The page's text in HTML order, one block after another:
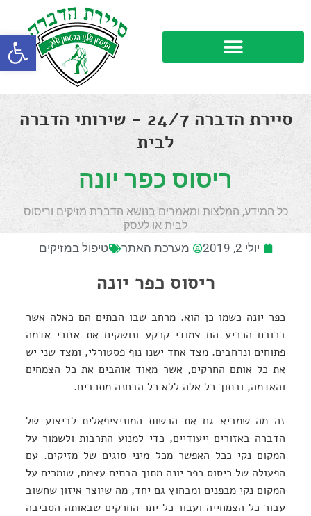
פתח
סיירת הדברה 24/7 - שירותי הדברה
לבית
ריסוס כפר יונה
כל המידע, המלצות ומאמרים בנושא הדברת מזיקים וריסוס
לבית או לעסק
יולי 2, 2019 מערכת האתר טיפול במזיקים
ריסוס כפר יונה
כפר יונה כשמו כן הוא. מרחב שבו הבתים הם כאלה אשר
ברובם הכריע הם צמודי קרקע ונושקים את אזורי אדמה
פתוחים ונרחבים. מצד אחד ישנו נוף פסטורלי, ומצד שני יש
את כל אותם החרקים, אשר מאוד אוהבים את כל הצמחים
והאדמה, ובתוך כל אלה ללא כל הבחנה מתרבים.
זה מה שמביא גם את הרשות המוניציפאלית לביצוע של
הדברה באזורים ייעודיים, כדי למנוע התרבות ולשמור על
המקום נקי ככל האפשר מכל מיני סוגים של מזיקים. עם
הפעולה של ריסוס כפר יונה מתוך הבתים עצמם, שומרים על
המקום נקי מבפנים ומבחוץ גם יחד, מה שיוצר איזון שחשוב
עבור כל הצמחייה ועבור כל יתר החרקים שבאותה הסביבה